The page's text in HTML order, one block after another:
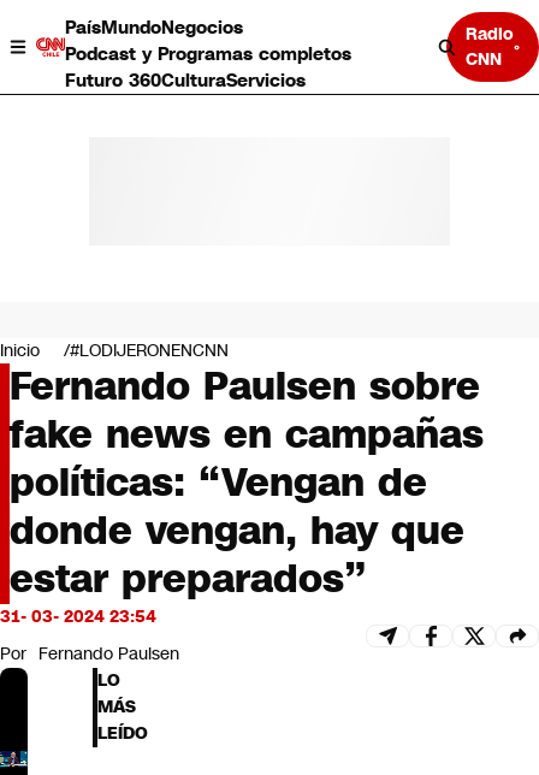
PaísMundoNegocios
Podcast y Programas completos
Futuro 360CulturaServicios
Radio
CNN
Negocios
Deportes
Programas completos
Cultura
Servicios
Bits
CNN tiempo
Futuro 360
Opinión
Inicio #LODIJERONENCNN
Fernando Paulsen sobre
fake news en campañas
políticas: “Vengan de
donde vengan, hay que
estar preparados”
31- 03- 2024 23:54
Por Fernando Paulsen
LO
MÁS
LEÍDO